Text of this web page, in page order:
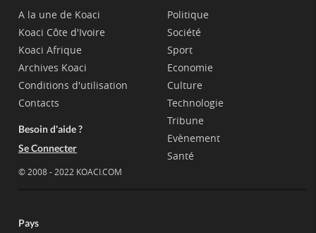
A la une de Koaci
Koaci Côte d'Ivoire
Koaci Afrique
Archives Koaci
Conditions d'utilisation
Contacts
Besoin d'aide ?
Se Connecter
© 2008 - 2022 KOACI.COM
Politique
Société
Sport
Economie
Culture
Technologie
Tribune
Evènement
Santé
Pays